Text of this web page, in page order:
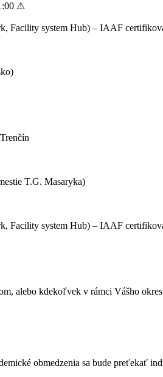
⚠
Facility system Hub) – IAAF
T.G. Masaryka)
Facility system Hub) – IAAF
alebo kdekoľvek v rámci Vášho
obmedzenia sa bude preťekať